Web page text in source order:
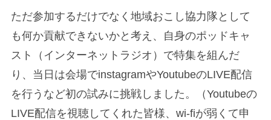
ただ参加するだけでなく地域おこし協力隊として
も何か貢献できないかと考え、自身のポッドキャ
スト（インターネットラジオ）で特集を組んだ
り、当日は会場でinstagramやYoutubeのLIVE配信
を行うなど初の試みに挑戦しました。（Youtubeの
LIVE配信を視聴してくれた皆様、wi-fiが弱くて申